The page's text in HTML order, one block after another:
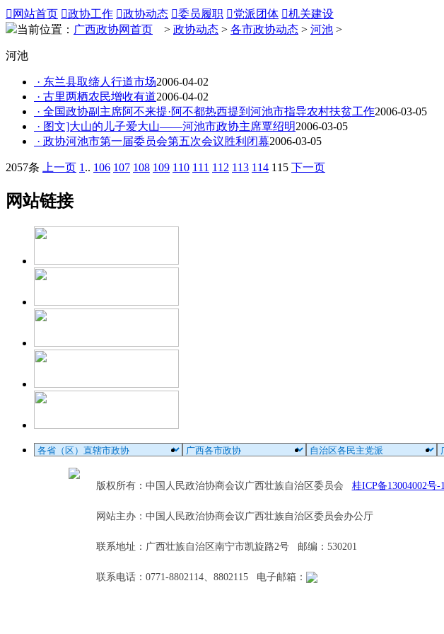
 网站首页 政协工作 政协动态 委员履职 党派团体 机关建设
当前位置： 广西政协网首页 > 政协动态 > 各市政协动态 > 河池 >
河池
· 东兰县取缔人行道市场2006-04-02
· 古里两栖农民增收有道2006-04-02
· 全国政协副主席阿不来提·阿不都热西提到河池市指导农村扶贫工作2006-03-05
· 图文]大山的儿子爱大山——河池市政协主席覃绍明2006-03-05
· 政协河池市第一届委员会第五次会议胜利闭幕2006-03-05
2057条 上一页 1 .. 106 107 108 109 110 111 112 113 114 115 下一页
网站链接
版权所有：中国人民政治协商会议广西壮族自治区委员会 桂ICP备13004002号-1
网站主办：中国人民政治协商会议广西壮族自治区委员会办公厅
联系地址：广西壮族自治区南宁市凯旋路2号 邮编：530201
联系电话：0771-8802114、8802115 电子邮箱：